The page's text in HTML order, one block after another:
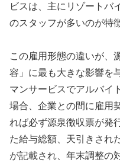
ビスは、主にリゾートバ
のスタッフが多いのが特
この雇用形態の違いが、
容」に最も大きな影響を
マンサービスでアルバイ
場合、企業との間に雇用
れば必ず源泉徴収票が発
た給与総額、天引きされ
が記載され、年末調整の